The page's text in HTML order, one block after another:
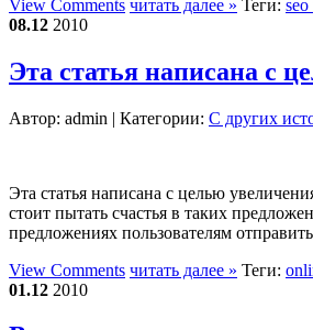
View Comments читать далее » Теги:
08.12 2010
Эта статья написана с
Автор: admin | Категории: С других
Эта статья написана с целью
стоит пытать счастья в таких
предложениях пользователям отправить
View Comments читать далее » Теги:
01.12 2010